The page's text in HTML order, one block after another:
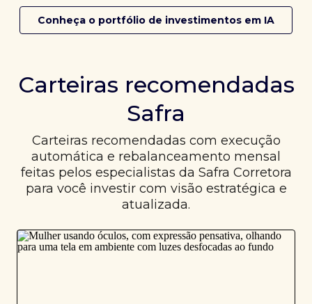
Conheça o portfólio de investimentos em IA
Carteiras recomendadas
Safra
Carteiras recomendadas com execução
automática e rebalanceamento mensal
feitas pelos especialistas da Safra Corretora
para você investir com visão estratégica e
atualizada.